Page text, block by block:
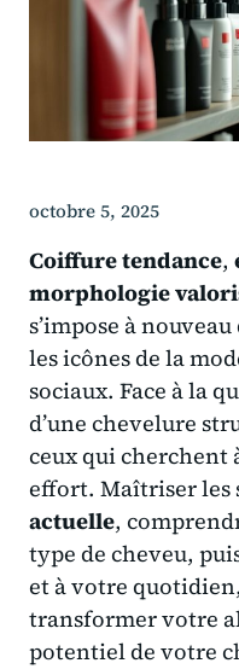
octobre 5, 2025
Coiffure tendance,
morphologie
s’impose à
les icônes de la
sociaux. Face à la
d’une chevelure
ceux qui cherchent
effort. Maîtriser les
actuelle,
type de cheveu,
et à votre
transformer votre
potentiel de votre